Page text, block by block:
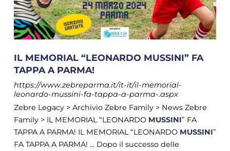
IL MEMORIAL “LEONARDO MUSSINI” FA
TAPPA A PARMA!
https://www.zebreparma.it/it-it/il-memorial-
leonardo-mussini-fa-tappa-a-parma-.aspx
Zebre Legacy > Archivio Zebre Family > News Zebre
Family > IL MEMORIAL “LEONARDO MUSSINI” FA
TAPPA A PARMA! IL MEMORIAL “LEONARDO MUSSINI”
FA TAPPA A PARMA! ... Dopo il successo delle